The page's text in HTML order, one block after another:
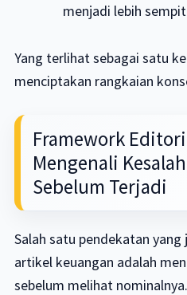
menjadi lebih
Yang terlihat sebagai satu
menciptakan rangkaian
Framework
Mengenali
Sebelum Terjadi
Salah satu pendekatan
artikel keuangan adalah
sebelum melihat nominalnya.